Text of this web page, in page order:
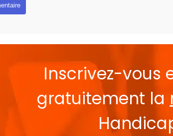
Inscrivez-vous
gratuitement la